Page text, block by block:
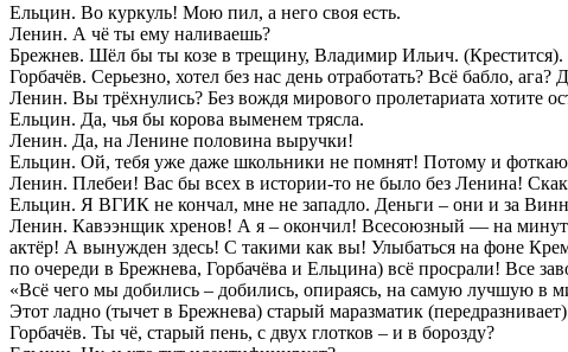
Ельцин. Во куркуль! Мою пил, а него своя есть.
Ленин. А чё ты ему наливаешь?
Брежнев. Шёл бы ты козе в трещину, Владимир Ильич.
Горбачёв. Серьезно, хотел без нас день отработать? Всё бабло,
Ленин. Вы трёхнулись? Без вождя мирового пролетариата хотите
Ельцин. Да, чья бы корова выменем трясла.
Ленин. Да, на Ленине половина выручки!
Ельцин. Ой, тебя уже даже школьники не помнят! Потому и
Ленин. Плебеи! Вас бы всех в истории-то не было без Ленина!
Ельцин. Я ВГИК не кончал, мне не западло. Деньги – они и за
Ленин. Кавээнщик хренов! А я – окончил! Всесоюзный — на
актёр! А вынужден здесь! С такими как вы! Улыбаться на фоне
по очереди в Брежнева, Горбачёва и Ельцина) всё просрали! Все
«Всё чего мы добились – добились, опираясь, на самую лучшую в
Этот ладно (тычет в Брежнева) старый маразматик
Горбачёв. Ты чё, старый пень, с двух глотков – и в борозду?